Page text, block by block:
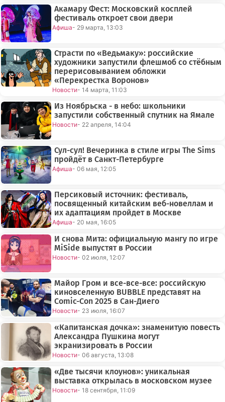
Акамару Фест: Московский косплей
фестиваль откроет свои двери
Афиша- 29 марта, 13:03
Страсти по «Ведьмаку»: российские
художники запустили флешмоб со стёбным
перерисовыванием обложки
«Перекрестка Воронов»
Новости- 14 марта, 11:03
Из Ноябрьска - в небо: школьники
запустили собственный спутник на Ямале
Новости- 22 апреля, 14:04
Сул-сул! Вечеринка в стиле игры The Sims
пройдёт в Санкт-Петербурге
Афиша- 06 мая, 12:05
Персиковый источник: фестиваль,
посвященный китайским веб-новеллам и
их адаптациям пройдет в Москве
Афиша- 20 мая, 16:05
И снова Мита: официальную мангу по игре
MiSide выпустят в России
Новости- 02 июля, 12:07
Майор Гром и все-все-все: российскую
киновселенную BUBBLE представят на
Comic-Con 2025 в Сан-Диего
Новости- 23 июля, 16:07
«Капитанская дочка»: знаменитую повесть
Александра Пушкина могут
экранизировать в России
Новости- 06 августа, 13:08
«Две тысячи клоунов»: уникальная
выставка открылась в московском музее
Новости- 18 сентября, 11:09